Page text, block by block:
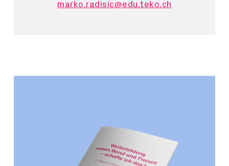
marko.radisic@edu.teko.ch